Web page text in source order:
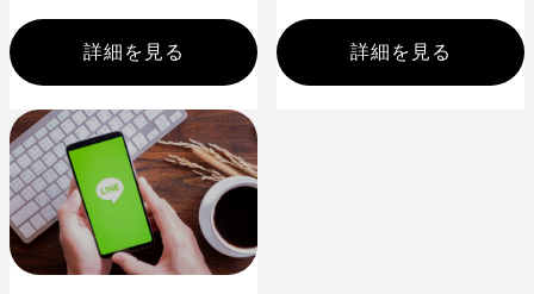
詳細を見る 詳細を見る